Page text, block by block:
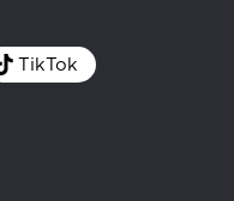
TikTok